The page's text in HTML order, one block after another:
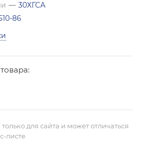
— 30ХГСА
86
для сайта и может отличаться
листе